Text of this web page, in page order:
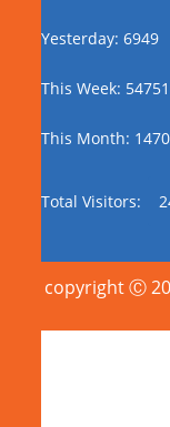
Yesterday: 6949
This Week: 54751
This Month:
Total Visitors:
copyright Ⓒ